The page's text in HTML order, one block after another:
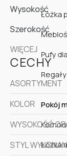
Łóżka
Pufy
Pokój
Łóżka
Wysokość
Szerokość
WIĘCEJ
CECHY
ASORTYMENT
KOLOR
WYSOKOŚĆ
STYL